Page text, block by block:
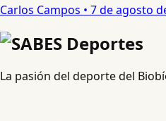
Carlos Campos • 7 de agosto
La pasión del deporte del